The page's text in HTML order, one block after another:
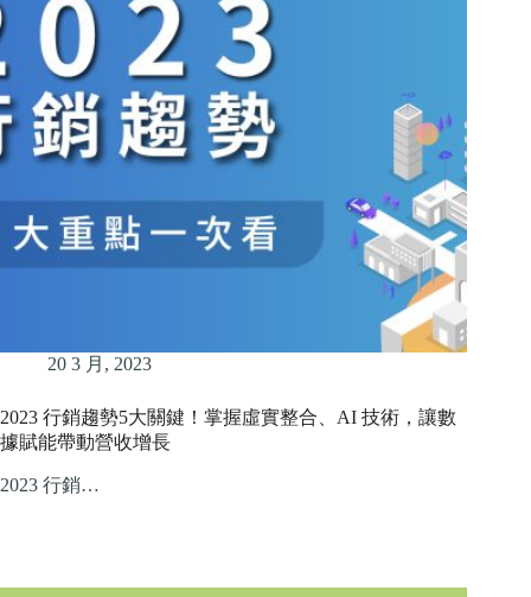
20 3 月, 2023
2023 行銷趨勢5大關鍵！掌握虛實整合、AI 技術，讓數
據賦能帶動營收增長
2023 行銷…